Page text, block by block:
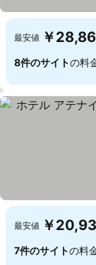
最安値 ￥
8件のサイトの料
最安値 ￥
7件のサイトの料